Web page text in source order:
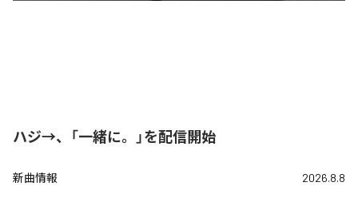
ハジ→、「一緒に。」を配信開始
新曲情報 2026.8.8